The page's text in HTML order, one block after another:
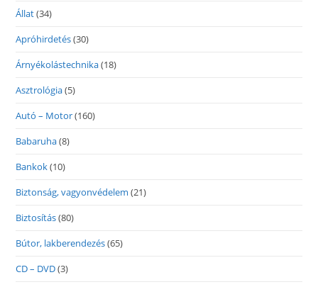
Állat(34)
Apróhirdetés(30)
Árnyékolástechnika(18)
Asztrológia(5)
Autó – Motor(160)
Babaruha(8)
Bankok(10)
Biztonság, vagyonvédelem (21)
Biztosítás(80)
Bútor, lakberendezés(65)
CD – DVD(3)